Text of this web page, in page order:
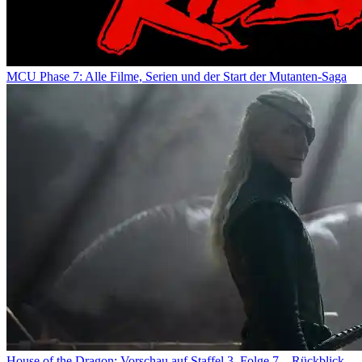
MCU Phase 7: Alle Filme, Serien und der Start der Mutanten-Saga